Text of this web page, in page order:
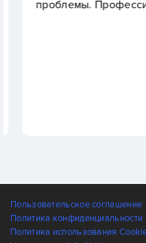
проблемы.
Пользовательское соглашение
Политика конфиденциальности
Политика использования